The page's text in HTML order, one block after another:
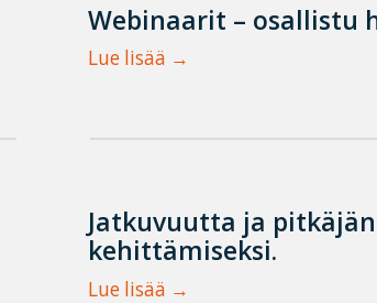
Webinaarit – osallistu
Lue lisää
Jatkuvuutta ja
kehittämiseksi.
Lue lisää